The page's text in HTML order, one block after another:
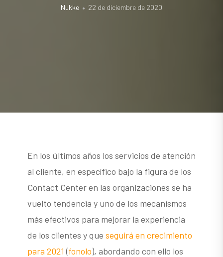
Nukke 22 de diciembre de 2020
En los últimos años los servicios de atención
al cliente, en específico bajo la figura de los
Contact Center en las organizaciones se ha
vuelto tendencia y uno de los mecanismos
más efectivos para mejorar la experiencia
de los clientes y que seguirá en crecimiento
para 2021 (fonolo), abordando con ello los